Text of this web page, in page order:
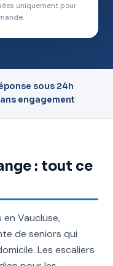
uniquement pour
sous 24h
engagement
: tout ce
Vaucluse,
de seniors qui
Les escaliers